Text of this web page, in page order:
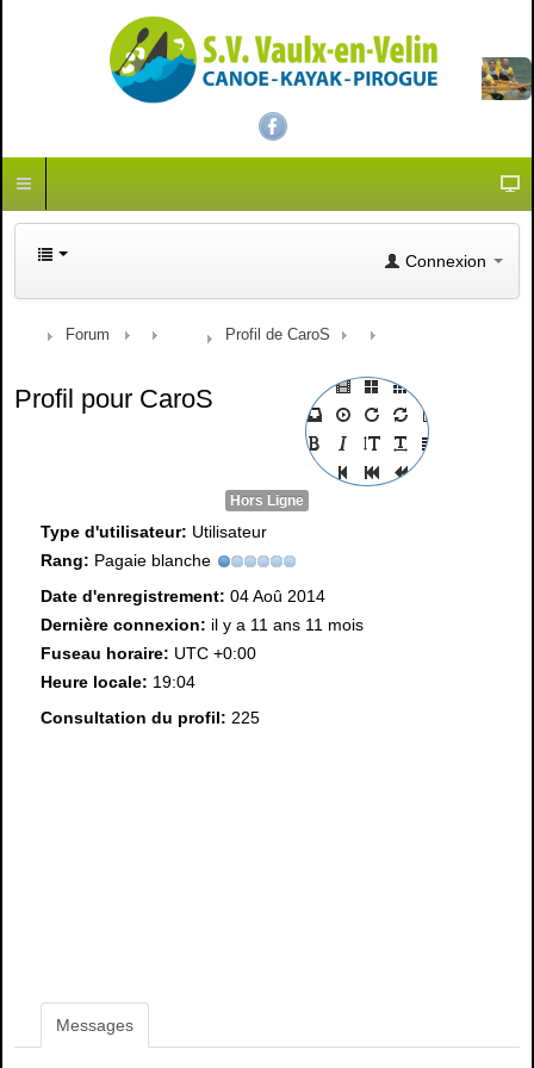
Connexion
Forum Profil de CaroS
Profil pour CaroS
Hors Ligne
Type d'utilisateur: Utilisateur
Rang: Pagaie blanche
Date d'enregistrement: 04 Aoû 2014
Dernière connexion: il y a 11 ans 11 mois
Fuseau horaire: UTC +0:00
Heure locale: 19:04
Consultation du profil: 225
Messages